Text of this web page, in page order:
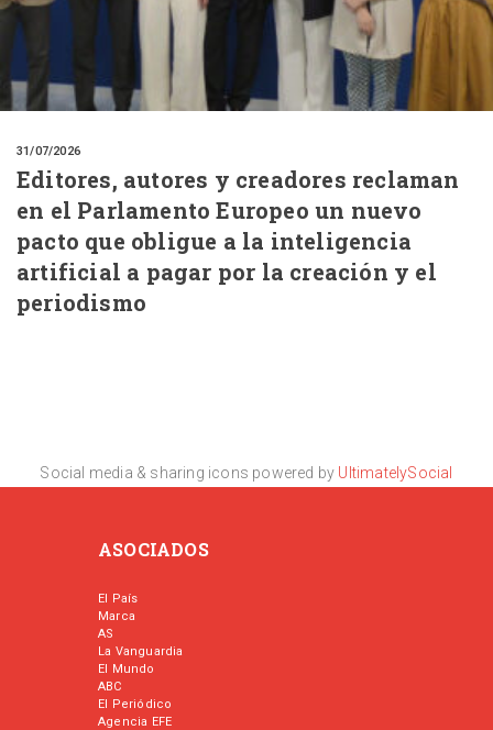
31/07/2026
Editores, autores y creadores reclaman
en el Parlamento Europeo un nuevo
pacto que obligue a la inteligencia
artificial a pagar por la creación y el
periodismo
Social media & sharing icons powered by UltimatelySocial
ASOCIADOS
El País
Marca
AS
La Vanguardia
El Mundo
ABC
El Periódico
Agencia EFE